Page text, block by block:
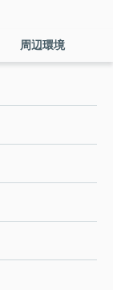
周辺環境